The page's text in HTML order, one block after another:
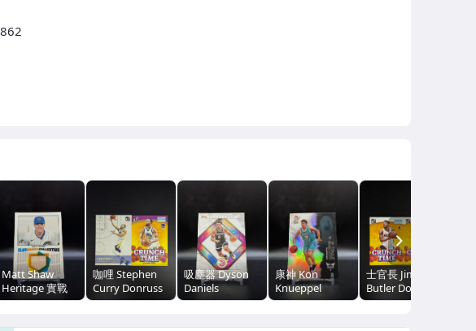
Matt Shaw
Heritage 實戰
(GU）球衣卡
咖哩 Stephen
Curry Donruss
戰術版特卡
吸塵器 Dyson
Daniels
Inception 盜夢
康神 Kon
Knueppel
Signature Class
士官長 Jimmy
Butler Donruss
Crunch Time 特